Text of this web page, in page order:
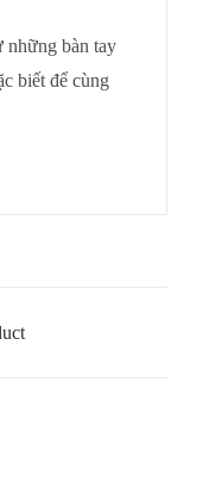
những bàn tay
biết để cùng